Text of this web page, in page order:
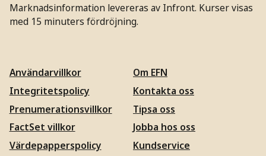
Marknadsinformation levereras av Infront. Kurser visas
med 15 minuters fördröjning.
Användarvillkor
Integritetspolicy
Prenumerationsvillkor
FactSet villkor
Värdepapperspolicy
Om EFN
Kontakta oss
Tipsa oss
Jobba hos oss
Kundservice